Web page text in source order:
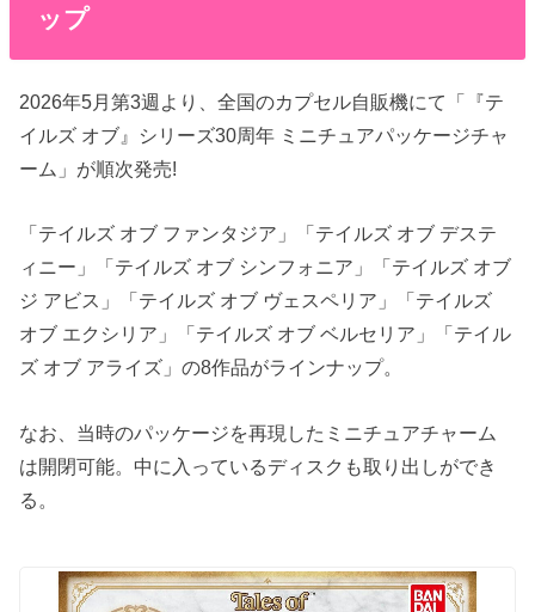
ップ
2026年5月第3週より、全国のカプセル自販機にて「『テ
イルズ オブ』シリーズ30周年 ミニチュアパッケージチャ
ーム」が順次発売!
「テイルズ オブ ファンタジア」「テイルズ オブ デステ
ィニー」「テイルズ オブ シンフォニア」「テイルズ オブ
ジ アビス」「テイルズ オブ ヴェスペリア」「テイルズ
オブ エクシリア」「テイルズ オブ ベルセリア」「テイル
ズ オブ アライズ」の8作品がラインナップ。
なお、当時のパッケージを再現したミニチュアチャーム
は開閉可能。中に入っているディスクも取り出しができ
る。